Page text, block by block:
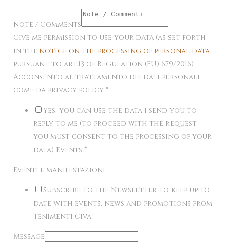
Note / Comments
Give me permission to use your data (as set forth
in the notice on the processing of personal data
pursuant to art.13 of Regulation (EU) 679/2016)
Acconsento al trattamento dei dati personali
come da privacy policy *
Yes, you can use the data I send you to
reply to me (to proceed with the request
you must consent to the processing of your
data) Events *
Eventi e manifestazioni
Subscribe to the Newsletter to keep up to
date with events, news and promotions from
Tenimenti Civa
Message